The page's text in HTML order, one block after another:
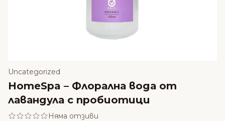
Uncategorized
HomeSpa – Флорална вода от
лавандула с пробиотици
Няма отзиви